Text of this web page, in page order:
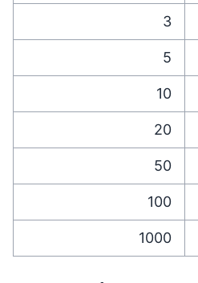
3
5
10
20
50
100
1000